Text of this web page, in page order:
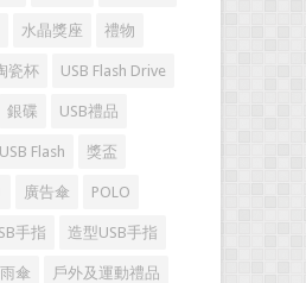
水晶獎座 禮物
瓷杯 USB Flash Drive
銀碟 USB禮品
USB Flash 獎盃
廣告傘 POLO
手指 造型USB手指
傘 戶外及運動禮品